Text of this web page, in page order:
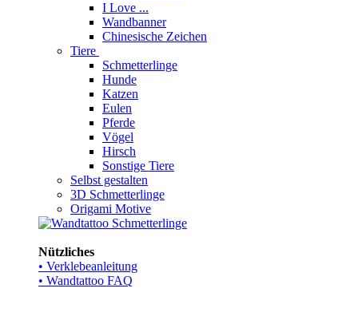
I Love ...
Wandbanner
Chinesische Zeichen
Tiere
Schmetterlinge
Hunde
Katzen
Eulen
Pferde
Vögel
Hirsch
Sonstige Tiere
Selbst gestalten
3D Schmetterlinge
Origami Motive
Nützliches
• Verklebeanleitung
• Wandtattoo FAQ